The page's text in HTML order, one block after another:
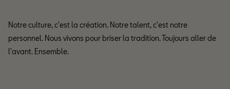
Notre culture, c'est la création. Notre talent, c'est notre
personnel. Nous vivons pour briser la tradition. Toujours aller de
l'avant. Ensemble.